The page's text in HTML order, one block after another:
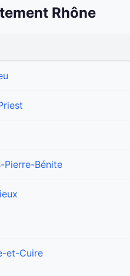
Rhône
Pierre-Bénite
et-Cuire